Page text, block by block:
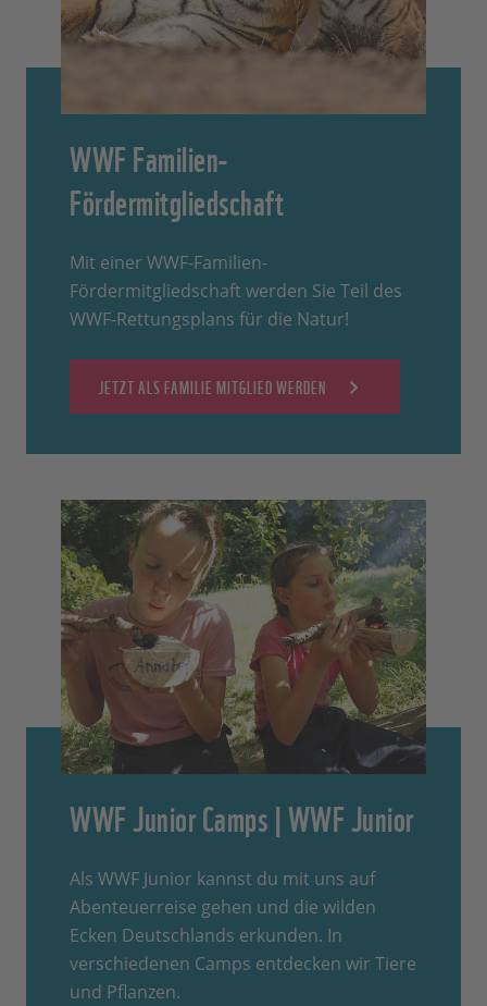
WWF Familien-
Fördermitgliedschaft
Mit einer WWF-Familien-
Fördermitgliedschaft werden Sie Teil des
WWF-Rettungsplans für die Natur!
JETZT ALS FAMILIE MITGLIED WERDEN
WWF Junior Camps | WWF Junior
Als WWF Junior kannst du mit uns auf
Abenteuerreise gehen und die wilden
Ecken Deutschlands erkunden. In
verschiedenen Camps entdecken wir Tiere
und Pflanzen.